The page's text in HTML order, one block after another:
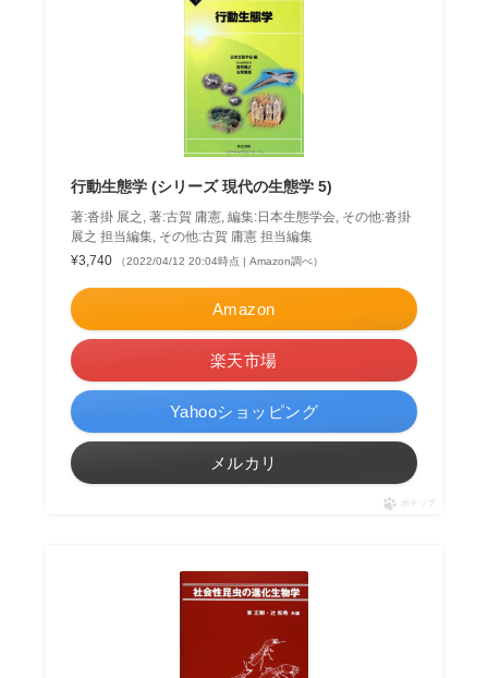
行動生態学 (シリーズ 現代の生態学 5)
著:沓掛 展之, 著:古賀 庸憲, 編集:日本生態学会, その他:沓掛
展之 担当編集, その他:古賀 庸憲 担当編集
¥3,740
（2022/04/12 20:04時点 | Amazon調べ）
Amazon
楽天市場
Yahooショッピング
メルカリ
ポチップ